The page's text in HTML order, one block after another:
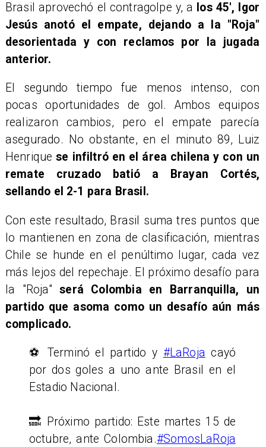
Brasil aprovechó el contragolpe y, a los 45', Igor
Jesús anotó el empate, dejando a la "Roja"
desorientada y con reclamos por la jugada
anterior.
El segundo tiempo fue menos intenso, con
pocas oportunidades de gol. Ambos equipos
realizaron cambios, pero el empate parecía
asegurado. No obstante, en el minuto 89, Luiz
Henriquese infiltró en el área chilena y con un
remate cruzado batió a Brayan Cortés,
sellando el 2-1 para Brasil.
Con este resultado, Brasil suma tres puntos que
lo mantienen en zona de clasificación, mientras
Chile se hunde en el penúltimo lugar, cada vez
más lejos del repechaje. El próximo desafío para
la "Roja"será Colombia en Barranquilla, un
partido que asoma como un desafío aún más
complicado.
⚽️ Terminó el partido y #LaRoja cayó
por dos goles a uno ante Brasil en el
Estadio Nacional.
🔜 Próximo partido: Este martes 15 de
octubre, ante Colombia.#SomosLaRoja